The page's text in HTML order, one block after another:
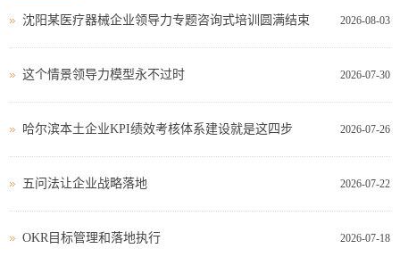
2026-08-03
沈阳某医疗器械企业领导力专题咨询式培训圆满结束
2026-07-30
这个情景领导力模型永不过时
2026-07-26
哈尔滨本土企业KPI绩效考核体系建设就是这四步
2026-07-22
五问法让企业战略落地
2026-07-18
OKR目标管理和落地执行